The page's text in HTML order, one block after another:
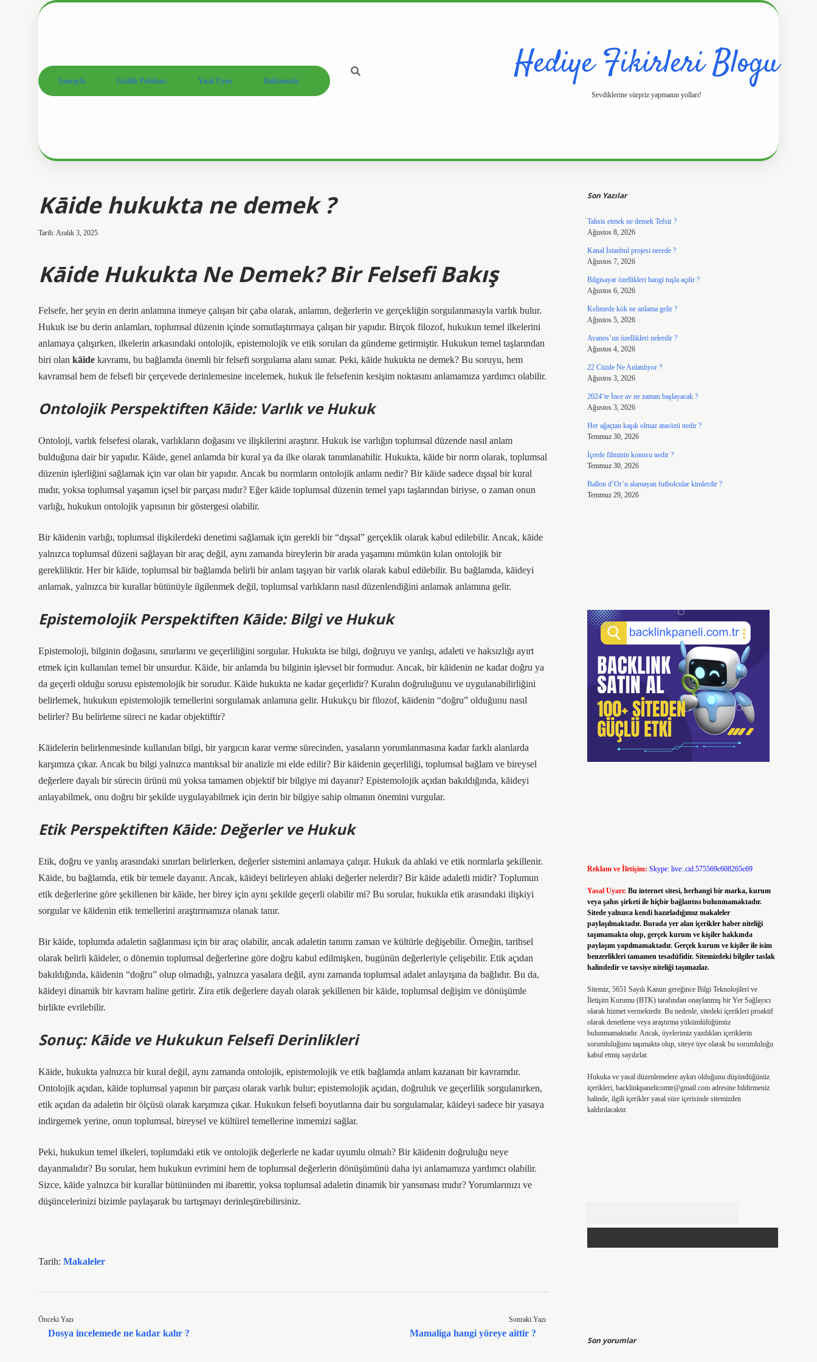
Anasayfa Gizlilik Politikası Yasal Uyarı Hakkımızda Hediye Fikirleri Blogu
Sevdiklerine sürpriz yapmanın yolları!
Kāide hukukta ne demek ?
Tarih: Aralık 3, 2025
Kāide Hukukta Ne Demek? Bir Felsefi Bakış
Felsefe, her şeyin en derin anlamına inmeye çalışan bir çaba olarak, anlamın, değerlerin ve gerçekliğin sorgulanmasıyla varlık bulur.
Hukuk ise bu derin anlamları, toplumsal düzenin içinde somutlaştırmaya çalışan bir yapıdır. Birçok filozof, hukukun temel ilkelerini
anlamaya çalışırken, ilkelerin arkasındaki ontolojik, epistemolojik ve etik soruları da gündeme getirmiştir. Hukukun temel taşlarından
biri olan kāide kavramı, bu bağlamda önemli bir felsefi sorgulama alanı sunar. Peki, kāide hukukta ne demek? Bu soruyu, hem
kavramsal hem de felsefi bir çerçevede derinlemesine incelemek, hukuk ile felsefenin kesişim noktasını anlamamıza yardımcı olabilir.
Ontolojik Perspektiften Kāide: Varlık ve Hukuk
Ontoloji, varlık felsefesi olarak, varlıkların doğasını ve ilişkilerini araştırır. Hukuk ise varlığın toplumsal düzende nasıl anlam
bulduğuna dair bir yapıdır. Kāide, genel anlamda bir kural ya da ilke olarak tanımlanabilir. Hukukta, kāide bir norm olarak, toplumsal
düzenin işlerliğini sağlamak için var olan bir yapıdır. Ancak bu normların ontolojik anlamı nedir? Bir kāide sadece dışsal bir kural
mıdır, yoksa toplumsal yaşamın içsel bir parçası mıdır? Eğer kāide toplumsal düzenin temel yapı taşlarından biriyse, o zaman onun
varlığı, hukukun ontolojik yapısının bir göstergesi olabilir.
Bir kāidenin varlığı, toplumsal ilişkilerdeki denetimi sağlamak için gerekli bir “dışsal” gerçeklik olarak kabul edilebilir. Ancak, kāide
yalnızca toplumsal düzeni sağlayan bir araç değil, aynı zamanda bireylerin bir arada yaşamını mümkün kılan ontolojik bir
gerekliliktir. Her bir kāide, toplumsal bir bağlamda belirli bir anlam taşıyan bir varlık olarak kabul edilebilir. Bu bağlamda, kāideyi
anlamak, yalnızca bir kurallar bütünüyle ilgilenmek değil, toplumsal varlıkların nasıl düzenlendiğini anlamak anlamına gelir.
Epistemolojik Perspektiften Kāide: Bilgi ve Hukuk
Epistemoloji, bilginin doğasını, sınırlarını ve geçerliliğini sorgular. Hukukta ise bilgi, doğruyu ve yanlışı, adaleti ve haksızlığı ayırt
etmek için kullanılan temel bir unsurdur. Kāide, bir anlamda bu bilginin işlevsel bir formudur. Ancak, bir kāidenin ne kadar doğru ya
da geçerli olduğu sorusu epistemolojik bir sorudur. Kāide hukukta ne kadar geçerlidir? Kuralın doğruluğunu ve uygulanabilirliğini
belirlemek, hukukun epistemolojik temellerini sorgulamak anlamına gelir. Hukukçu bir filozof, kāidenin “doğru” olduğunu nasıl
belirler? Bu belirleme süreci ne kadar objektiftir?
Kāidelerin belirlenmesinde kullanılan bilgi, bir yargıcın karar verme sürecinden, yasaların yorumlanmasına kadar farklı alanlarda
karşımıza çıkar. Ancak bu bilgi yalnızca mantıksal bir analizle mi elde edilir? Bir kāidenin geçerliliği, toplumsal bağlam ve bireysel
değerlere dayalı bir sürecin ürünü mü yoksa tamamen objektif bir bilgiye mi dayanır? Epistemolojik açıdan bakıldığında, kāideyi
anlayabilmek, onu doğru bir şekilde uygulayabilmek için derin bir bilgiye sahip olmanın önemini vurgular.
Etik Perspektiften Kāide: Değerler ve Hukuk
Etik, doğru ve yanlış arasındaki sınırları belirlerken, değerler sistemini anlamaya çalışır. Hukuk da ahlaki ve etik normlarla şekillenir.
Kāide, bu bağlamda, etik bir temele dayanır. Ancak, kāideyi belirleyen ahlaki değerler nelerdir? Bir kāide adaletli midir? Toplumun
etik değerlerine göre şekillenen bir kāide, her birey için aynı şekilde geçerli olabilir mi? Bu sorular, hukukla etik arasındaki ilişkiyi
sorgular ve kāidenin etik temellerini araştırmamıza olanak tanır.
Bir kāide, toplumda adaletin sağlanması için bir araç olabilir, ancak adaletin tanımı zaman ve kültürle değişebilir. Örneğin, tarihsel
olarak belirli kāideler, o dönemin toplumsal değerlerine göre doğru kabul edilmişken, bugünün değerleriyle çelişebilir. Etik açıdan
bakıldığında, kāidenin “doğru” olup olmadığı, yalnızca yasalara değil, aynı zamanda toplumsal adalet anlayışına da bağlıdır. Bu da,
kāideyi dinamik bir kavram haline getirir. Zira etik değerlere dayalı olarak şekillenen bir kāide, toplumsal değişim ve dönüşümle
birlikte evrilebilir.
Sonuç: Kāide ve Hukukun Felsefi Derinlikleri
Kāide, hukukta yalnızca bir kural değil, aynı zamanda ontolojik, epistemolojik ve etik bağlamda anlam kazanan bir kavramdır.
Ontolojik açıdan, kāide toplumsal yapının bir parçası olarak varlık bulur; epistemolojik açıdan, doğruluk ve geçerlilik sorgulanırken,
etik açıdan da adaletin bir ölçüsü olarak karşımıza çıkar. Hukukun felsefi boyutlarına dair bu sorgulamalar, kāideyi sadece bir yasaya
indirgemek yerine, onun toplumsal, bireysel ve kültürel temellerine inmemizi sağlar.
Peki, hukukun temel ilkeleri, toplumdaki etik ve ontolojik değerlerle ne kadar uyumlu olmalı? Bir kāidenin doğruluğu neye
dayanmalıdır? Bu sorular, hem hukukun evrimini hem de toplumsal değerlerin dönüşümünü daha iyi anlamamıza yardımcı olabilir.
Sizce, kāide yalnızca bir kurallar bütününden mi ibarettir, yoksa toplumsal adaletin dinamik bir yansıması mıdır? Yorumlarınızı ve
düşüncelerinizi bizimle paylaşarak bu tartışmayı derinleştirebilirsiniz.
Tarih: Makaleler
Önceki Yazı
Dosya incelemede ne kadar kalır ?
Sonraki Yazı
Mamaliga hangi yöreye aittir ?
Son Yazılar
Tahsis etmek ne demek Tefsir ?
Ağustos 8, 2026
Kanal İstanbul projesi nerede ?
Ağustos 7, 2026
Bilgisayar özellikleri hangi tuşla açılır ?
Ağustos 6, 2026
Kelimede kök ne anlama gelir ?
Ağustos 5, 2026
Avanos’un özellikleri nelerdir ?
Ağustos 4, 2026
22 Cüzde Ne Anlatılıyor ?
Ağustos 3, 2026
2024’te İnce av ne zaman başlayacak ?
Ağustos 3, 2026
Her ağaçtan kaşık olmaz atasözü nedir ?
Temmuz 30, 2026
İçerde filminin konusu nedir ?
Temmuz 30, 2026
Ballon d’Or’u alamayan futbolcular kimlerdir ?
Temmuz 29, 2026
Reklam ve İletişim: Skype: live:.cid.575569c608265c69
Yasal Uyarı: Bu internet sitesi, herhangi bir marka, kurum
veya şahıs şirketi ile hiçbir bağlantısı bulunmamaktadır.
Sitede yalnızca kendi hazırladığımız makaleler
paylaşılmaktadır. Burada yer alan içerikler haber niteliği
taşımamakta olup, gerçek kurum ve kişiler hakkında
paylaşım yapılmamaktadır. Gerçek kurum ve kişiler ile isim
benzerlikleri tamamen tesadüfidir. Sitemizdeki bilgiler taslak
halindedir ve tavsiye niteliği taşımazlar.
Sitemiz, 5651 Sayılı Kanun gereğince Bilgi Teknolojileri ve
İletişim Kurumu (BTK) tarafından onaylanmış bir Yer Sağlayıcı
olarak hizmet vermektedir. Bu nedenle, sitedeki içerikleri proaktif
olarak denetleme veya araştırma yükümlülüğümüz
bulunmamaktadır. Ancak, üyelerimiz yazdıkları içeriklerin
sorumluluğunu taşımakta olup, siteye üye olarak bu sorumluluğu
kabul etmiş sayılırlar.
Hukuka ve yasal düzenlemelere aykırı olduğunu düşündüğünüz
içerikleri, backlinkpanelicomtr@gmail.comadresine bildirmeniz
halinde, ilgili içerikler yasal süre içerisinde sitemizden
kaldırılacaktır.
Son yorumlar